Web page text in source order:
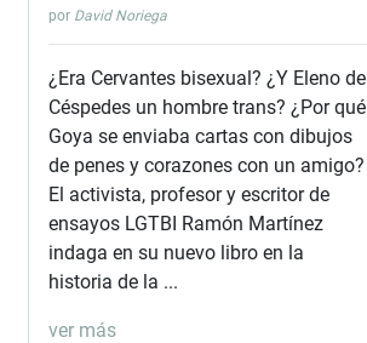
por David Noriega
¿Era Cervantes bisexual? ¿Y Eleno de
Céspedes un hombre trans? ¿Por qué
Goya se enviaba cartas con dibujos
de penes y corazones con un amigo?
El activista, profesor y escritor de
ensayos LGTBI Ramón Martínez
indaga en su nuevo libro en la
historia de la ...
ver más